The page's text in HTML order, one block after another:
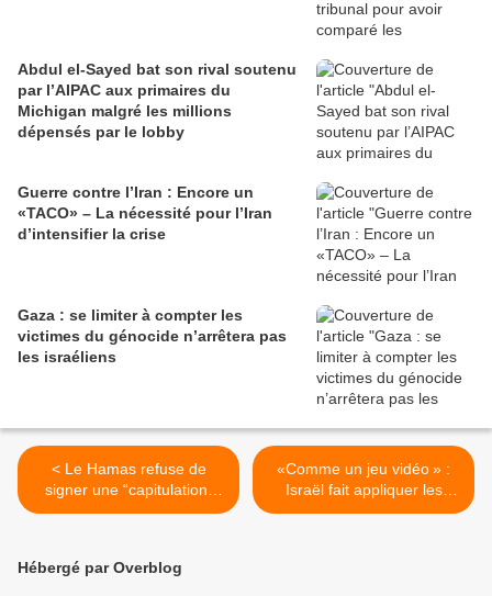
Abdul el-Sayed bat son rival soutenu
par l’AIPAC aux primaires du
Michigan malgré les millions
dépensés par le lobby
Guerre contre l’Iran : Encore un
«TACO» – La nécessité pour l’Iran
d’intensifier la crise
Gaza : se limiter à compter les
victimes du génocide n’arrêtera pas
les israéliens
< Le Hamas refuse de
signer une “capitulation”
malgré le durcissement de
«Comme un jeu vidéo » :
Israël fait appliquer les
évacuations à Gaza avec
Hébergé par Overblog